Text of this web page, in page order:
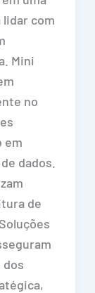
lidar com
Mini
no
em
dados.
de